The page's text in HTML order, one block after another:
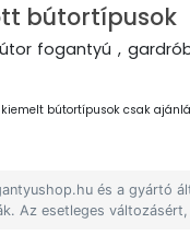
bútortípusok
fogantyú ,
bútortípusok csak
és a gyártó
Az esetleges